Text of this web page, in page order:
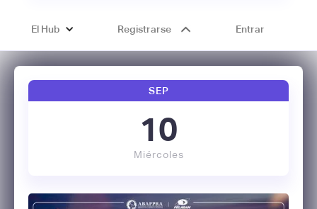
El Hub Registrarse Entrar
SEP
10
Miércoles